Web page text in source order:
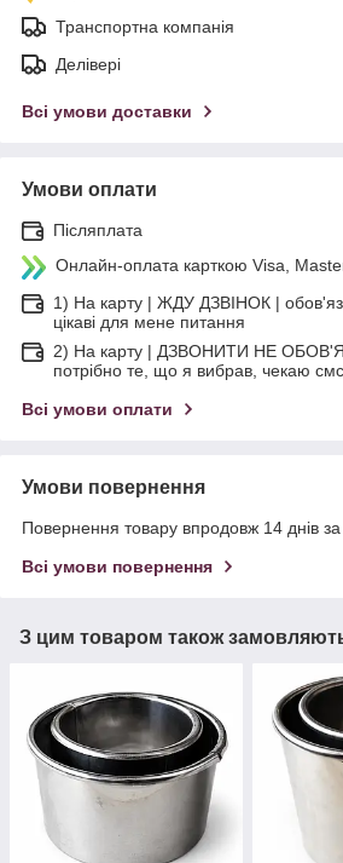
Транспортна компанія
Делівері
Всі умови доставки
Умови оплати
Післяплата
Онлайн-оплата карткою Visa,
1) На карту | ЖДУ ДЗВІНОК |
цікаві для мене питання
2) На карту | ДЗВОНИТИ НЕ
потрібно те, що я вибрав, чекаю
Всі умови оплати
Умови повернення
Повернення товару впродовж 14 днів
Всі умови повернення
З цим товаром також